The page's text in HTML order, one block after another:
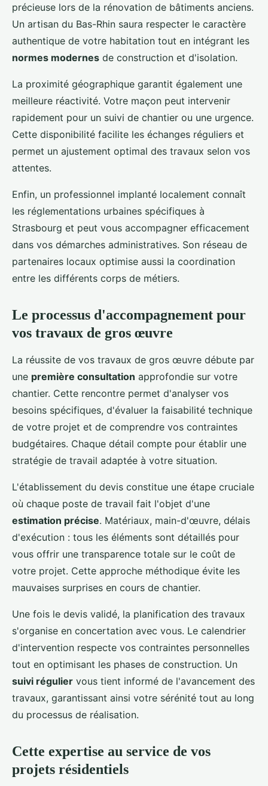
précieuse lors de la rénovation de bâtiments anciens.
Un artisan du Bas-Rhin saura respecter le caractère
authentique de votre habitation tout en intégrant les
normes modernes de construction et d'isolation.
La proximité géographique garantit également une
meilleure réactivité. Votre maçon peut intervenir
rapidement pour un suivi de chantier ou une urgence.
Cette disponibilité facilite les échanges réguliers et
permet un ajustement optimal des travaux selon vos
attentes.
Enfin, un professionnel implanté localement connaît
les réglementations urbaines spécifiques à
Strasbourg et peut vous accompagner efficacement
dans vos démarches administratives. Son réseau de
partenaires locaux optimise aussi la coordination
entre les différents corps de métiers.
Le processus d'accompagnement pour
vos travaux de gros œuvre
La réussite de vos travaux de gros œuvre débute par
une première consultation approfondie sur votre
chantier. Cette rencontre permet d'analyser vos
besoins spécifiques, d'évaluer la faisabilité technique
de votre projet et de comprendre vos contraintes
budgétaires. Chaque détail compte pour établir une
stratégie de travail adaptée à votre situation.
L'établissement du devis constitue une étape cruciale
où chaque poste de travail fait l'objet d'une
estimation précise. Matériaux, main-d'œuvre, délais
d'exécution : tous les éléments sont détaillés pour
vous offrir une transparence totale sur le coût de
votre projet. Cette approche méthodique évite les
mauvaises surprises en cours de chantier.
Une fois le devis validé, la planification des travaux
s'organise en concertation avec vous. Le calendrier
d'intervention respecte vos contraintes personnelles
tout en optimisant les phases de construction. Un
suivi régulier vous tient informé de l'avancement des
travaux, garantissant ainsi votre sérénité tout au long
du processus de réalisation.
Cette expertise au service de vos
projets résidentiels